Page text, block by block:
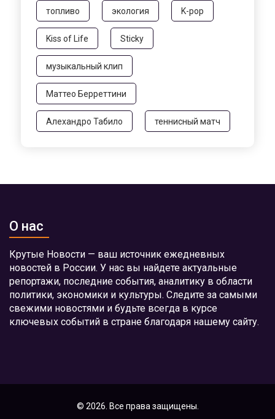
топливо экология K-pop
Kiss of Life Sticky
музыкальный клип
Маттео Берреттини
Алехандро Табило теннисный матч
О нас
Крутые Новости — ваш источник ежедневных
новостей в России. У нас вы найдете актуальные
репортажи, последние события, аналитику в области
политики, экономики и культуры. Следите за самыми
свежими новостями и будьте всегда в курсе
ключевых событий в стране благодаря нашему сайту.
© 2026. Все права защищены.